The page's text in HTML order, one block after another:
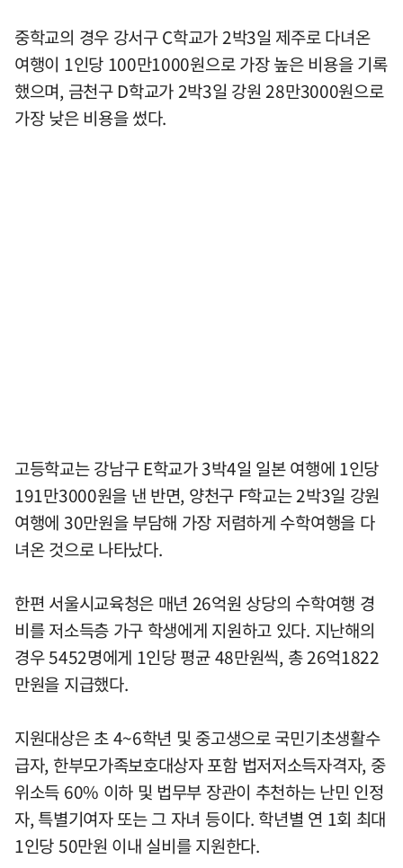
중학교의 경우 강서구 C학교가 2박3일 제주로 다녀온
여행이 1인당 100만1000원으로 가장 높은 비용을 기록
했으며, 금천구 D학교가 2박3일 강원 28만3000원으로
가장 낮은 비용을 썼다.
고등학교는 강남구 E학교가 3박4일 일본 여행에 1인당
191만3000원을 낸 반면, 양천구 F학교는 2박3일 강원
여행에 30만원을 부담해 가장 저렴하게 수학여행을 다
녀온 것으로 나타났다.
한편 서울시교육청은 매년 26억원 상당의 수학여행 경
비를 저소득층 가구 학생에게 지원하고 있다. 지난해의
경우 5452명에게 1인당 평균 48만원씩, 총 26억1822
만원을 지급했다.
지원대상은 초 4~6학년 및 중고생으로 국민기초생활수
급자, 한부모가족보호대상자 포함 법저저소득자격자, 중
위소득 60% 이하 및 법무부 장관이 추천하는 난민 인정
자, 특별기여자 또는 그 자녀 등이다. 학년별 연 1회 최대
1인당 50만원 이내 실비를 지원한다.